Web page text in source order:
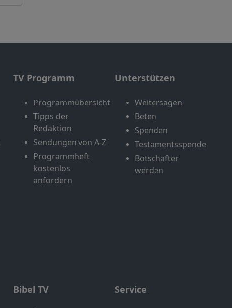
TV Programm
Programmübersicht
Tipps der
Redaktion
Sendungen von A-Z
Programmheft
kostenlos
anfordern
Unterstützen
Weitersagen
Beten
Spenden
Testamentsspende
Botschafter
werden
Bibel TV Service